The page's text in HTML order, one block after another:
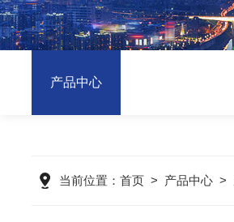
产品中心
当前位置： 首页 > 产品中心 >